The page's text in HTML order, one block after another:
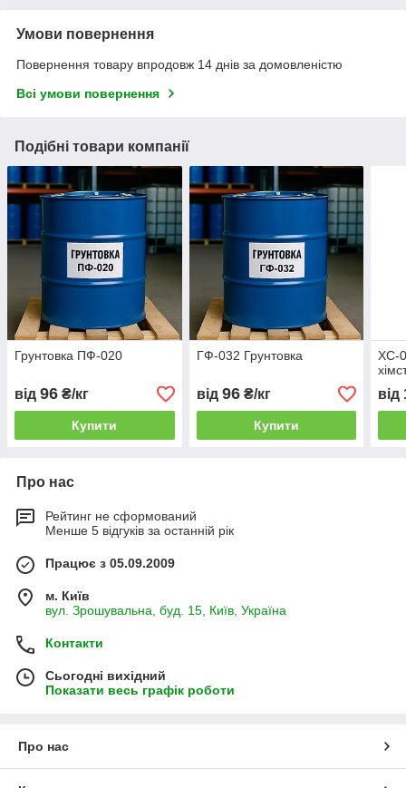
Умови повернення
Повернення товару впродовж 14 днів за домовленістю
Всі умови повернення
Подібні товари компанії
Грунтовка ПФ-020
від 96 ₴/кг
Купити
ГФ-032 Грунтовка
від 96₴/кг
Купити
ХС-
від
Про нас
Рейтинг не сформований
Менше 5 відгуків за останній рік
Працює з 05.09.2009
м. Київ
вул. Зрошувальна, буд. 15, Київ, Україна
Контакти
Сьогодні вихідний
Показати весь графік роботи
Про нас